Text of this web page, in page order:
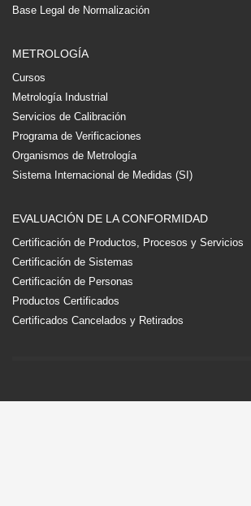
Base Legal de Normalización
METROLOGÍA
Cursos
Metrología Industrial
Servicios de Calibración
Programa de Verificaciones
Organismos de Metrología
Sistema Internacional de Medidas (SI)
EVALUACIÓN DE LA CONFORMIDAD
Certificación de Productos, Procesos y Servicios
Certificación de Sistemas
Certificación de Personas
Productos Certificados
Certificados Cancelados y Retirados